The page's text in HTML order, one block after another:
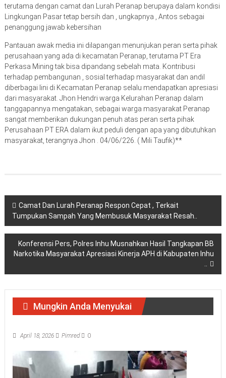
terutama dengan camat dan Lurah Peranap berupaya dalam kondisi
Lingkungan Pasar tetap bersih dan , ungkapnya , Antos sebagai
penanggung jawab kebersihan
Pantauan awak media ini dilapangan menunjukan peran serta pihak
perusahaan yang ada di kecamatan Peranap, terutama PT Era
Perkasa Mining tak bisa dipandang sebelah mata. Kontribusi
terhadap pembangunan , sosial terhadap masyarakat dan andil
diberbagai lini di Kecamatan Peranap selalu mendapatkan apresiasi
dari masyarakat. Jhon Hendri warga Kelurahan Peranap dalam
tanggapannya mengatakan, sebagai warga masyarakat Peranap
sangat memberikan dukungan penuh atas peran serta pihak
Perusahaan PT ERA dalam ikut peduli dengan apa yang dibutuhkan
masyarakat, terangnya Jhon . 04/06/226. ( Mili Taufik)**
Navigasi
pos
Camat Dan Lurah Peranap Respon Cepat , Terkait
Tumpukan Sampah Yang Membusuk Masyarakat Resah..
Konferensi Pers, Polres Inhu Musnahkan Hasil Tangkapan BB
Narkotika Masyarakat Apresiasi Kinerja APH di Kabupaten Inhu
Mungkin Anda Menyukai
April 18, 2026 Pimred 0